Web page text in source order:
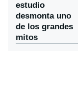
estudio
desmonta uno
de los grandes
mitos